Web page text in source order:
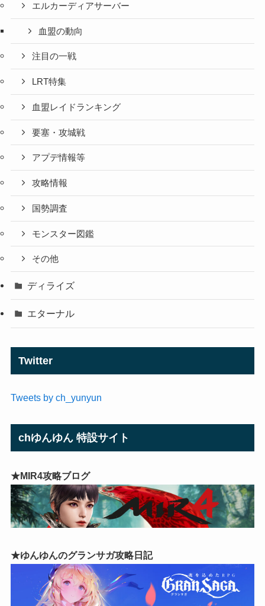
エルカーディアサーバー
血盟の動向
注目の一戦
LRT特集
血盟レイドランキング
要塞・攻城戦
アプデ情報等
攻略情報
国勢調査
モンスター図鑑
その他
ディライズ
エターナル
Twitter
Tweets by ch_yunyun
chゆんゆん 特設サイト
★MIR4攻略ブログ
★ゆんゆんのグランサガ攻略日記